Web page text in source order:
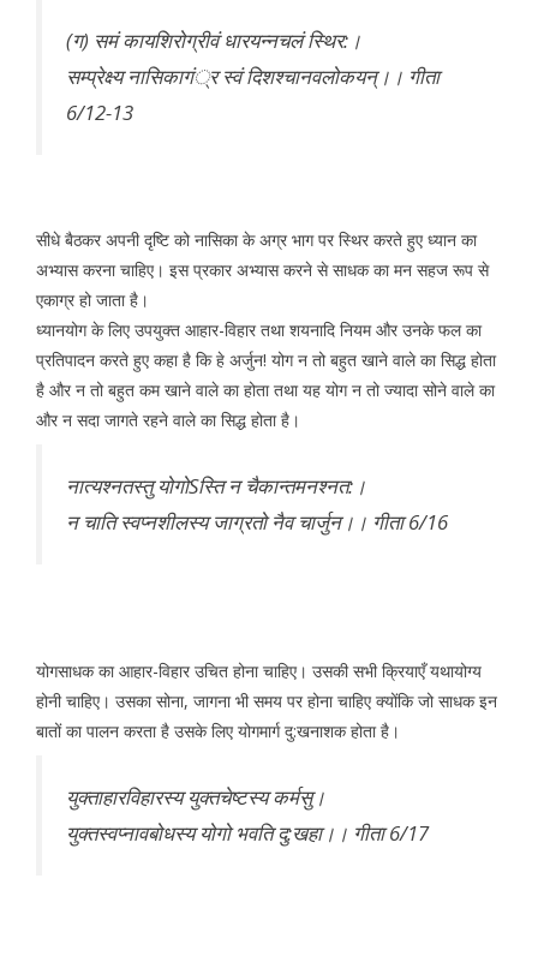
(ग) समं कायशिरोग्रीवं धारयन्नचलं स्थिर:।
सम्प्रेक्ष्य नासिकागं्र स्वं दिशश्चानवलोकयन्।। गीता
6/12-13
सीधे बैठकर अपनी दृष्टि को नासिका के अग्र भाग पर स्थिर करते हुए ध्यान का
अभ्यास करना चाहिए। इस प्रकार अभ्यास करने से साधक का मन सहज रूप से
एकाग्र हो जाता है।
ध्यानयोग के लिए उपयुक्त आहार-विहार तथा शयनादि नियम और उनके फल का
प्रतिपादन करते हुए कहा है कि हे अर्जुन! योग न तो बहुत खाने वाले का सिद्ध होता
है और न तो बहुत कम खाने वाले का होता तथा यह योग न तो ज्यादा सोने वाले का
और न सदा जागते रहने वाले का सिद्ध होता है।
नात्यश्नतस्तु योगोSस्ति न चैकान्तमनश्नत:।
न चाति स्वप्नशीलस्य जाग्रतो नैव चार्जुन।। गीता 6/16
योगसाधक का आहार-विहार उचित होना चाहिए। उसकी सभी क्रियाएँ यथायोग्य
होनी चाहिए। उसका सोना, जागना भी समय पर होना चाहिए क्योंकि जो साधक इन
बातों का पालन करता है उसके लिए योगमार्ग दु:खनाशक होता है।
युक्ताहारविहारस्य युक्तचेष्टस्य कर्मसु।
युक्तस्वप्नावबोधस्य योगो भवति दु:खहा।। गीता 6/17